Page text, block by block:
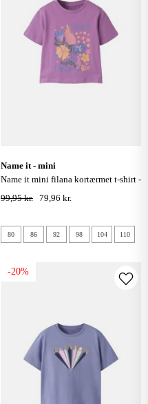
name it - mini
name it mini filana kortærmet t-shirt -
mulberry
99,95 kr. 79,96 kr.
80 86 92 98 104 110
-20%